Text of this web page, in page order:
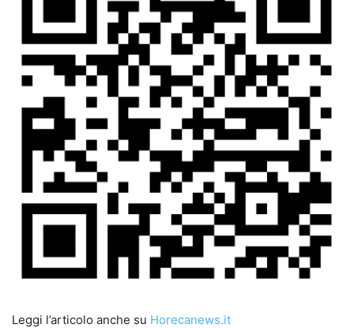
Leggi l’articolo anche su Horecanews.it